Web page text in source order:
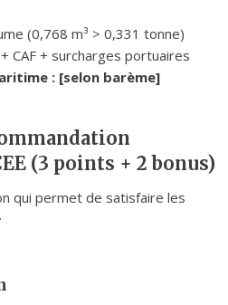
(0,768 m³ > 0,331 tonne)
CAF + surcharges portuaires
: [selon barème]
(3 points + 2 bonus)
qui permet de satisfaire les